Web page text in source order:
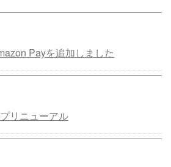
Payを追加しました
リニューアル